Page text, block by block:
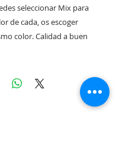
seleccionar Mix para
de cada, os escoger
color. Calidad a buen